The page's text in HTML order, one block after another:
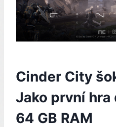
Cinder City
Jako první
64 GB RAM